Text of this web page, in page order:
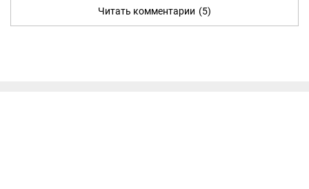
Читать комментарии (5)